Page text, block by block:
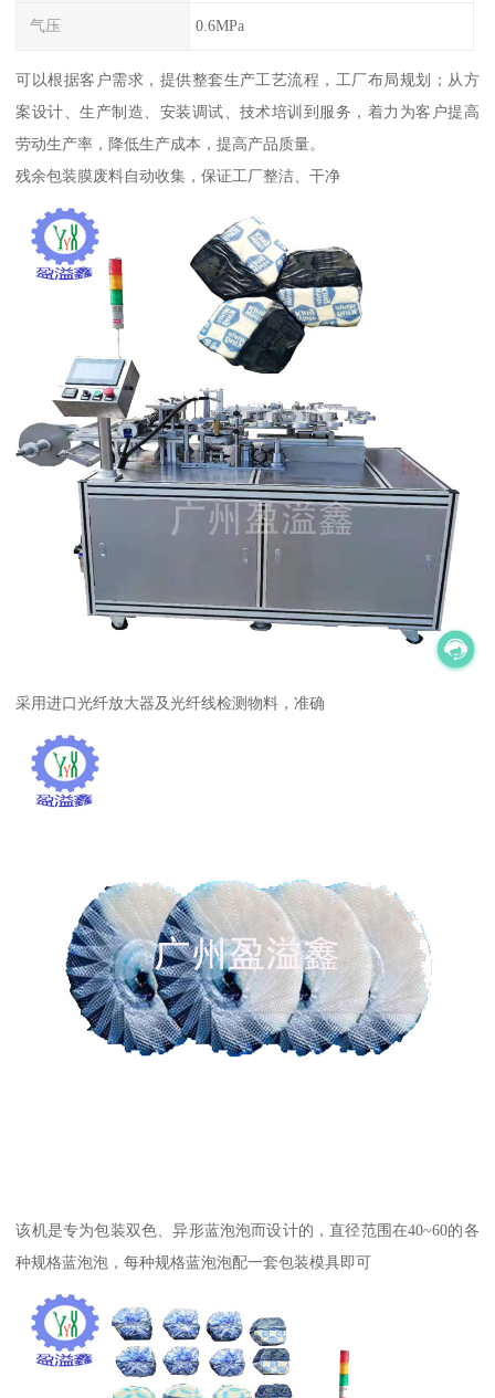
气压 0.6MPa
可以根据客户需求，提供整套生产工艺流程，工厂布局规划；从方
案设计、生产制造、安装调试、技术培训到服务，着力为客户提高
劳动生产率，降低生产成本，提高产品质量。
残余包装膜废料自动收集，保证工厂整洁、干净
采用进口光纤放大器及光纤线检测物料，准确
该机是专为包装双色、异形蓝泡泡而设计的，直径范围在40~60的各
种规格蓝泡泡，每种规格蓝泡泡配一套包装模具即可